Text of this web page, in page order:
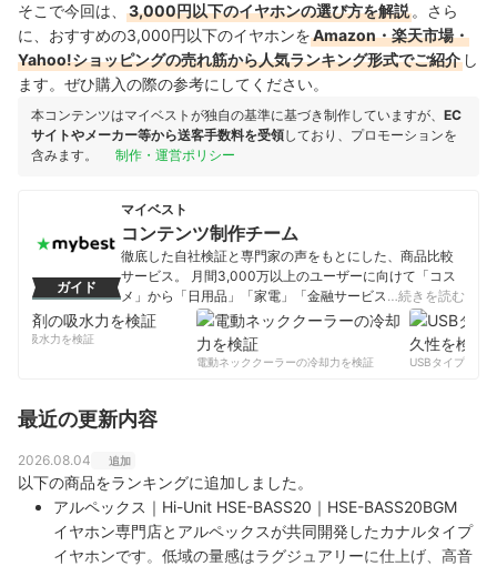
そこで今回は、
3,000円以下のイヤホンの選び方を解説 。さら
に、おすすめの3,000円以下のイヤホンをAmazon・楽天市場・
Yahoo!ショッピングの売れ筋から人気ランキング形式でご紹介 し
ます。ぜひ購入の際の参考にしてください。
本コンテンツはマイベストが独自の基準に基づき制作していますが、 EC
サイトやメーカー等から送客手数料を受領しており、プロモーションを
含みます。
制作・運営ポリシー
ガイド
マイベスト
コンテンツ制作チーム
徹底した自社検証と専門家の声をもとにした、商品比較
サービス。 月間3,000万以上のユーザーに向けて「コス
メ」から「日用品」「家電」「金融サービス」まで、ベ
ストな商品を選んでもらうために、毎日コンテンツを制
コンテンツ制作チームのプロフィール
…続きを読む
の吸水力を検証
電動ネッククーラーの冷却力を検証
USBタイプCケー
最近の更新内容
2026.08.04 追加
以下の商品をランキングに追加しました。
アルペックス｜Hi-Unit HSE-BASS20｜HSE-BASS20BGM
イヤホン専門店とアルペックスが共同開発したカナルタイプ
イヤホンです。低域の量感はラグジュアリーに仕上げ、高音